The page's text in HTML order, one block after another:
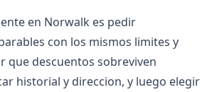
en Norwalk es pedir
con los mismos limites y
que descuentos sobreviven
historial y direccion, y luego elegir